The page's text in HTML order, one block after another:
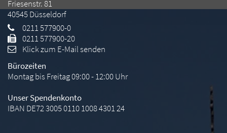
Friesenstr. 81
40545Düsseldorf
0211 577900-0
0211 577900-20
Klick zum E-Mail senden
Bürozeiten
Montag bis Freitag 09:00 - 12:00 Uhr
Unser Spendenkonto
IBAN DE72 3005 0110 1008 4301 24